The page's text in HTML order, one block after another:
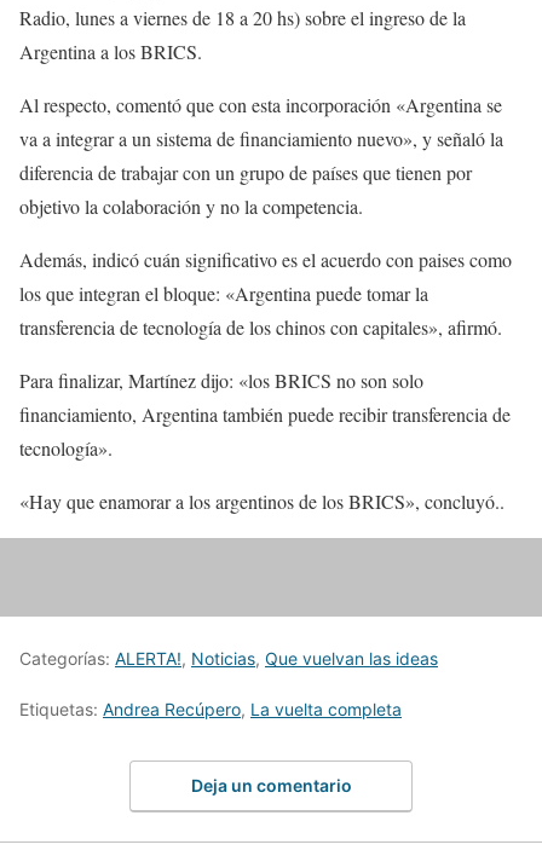
Radio, lunes a viernes de 18 a 20 hs) sobre el ingreso de la
Argentina a los BRICS.
Al respecto, comentó que con esta incorporación «Argentina se
va a integrar a un sistema de financiamiento nuevo», y señaló la
diferencia de trabajar con un grupo de países que tienen por
objetivo la colaboración y no la competencia.
Además, indicó cuán significativo es el acuerdo con paises como
los que integran el bloque: «Argentina puede tomar la
transferencia de tecnología de los chinos con capitales», afirmó.
Para finalizar, Martínez dijo: «los BRICS no son solo
financiamiento, Argentina también puede recibir transferencia de
tecnología».
«Hay que enamorar a los argentinos de los BRICS», concluyó..
Categorías: ALERTA!, Noticias, Que vuelvan las ideas
Etiquetas: Andrea Recúpero, La vuelta completa
Deja un comentario